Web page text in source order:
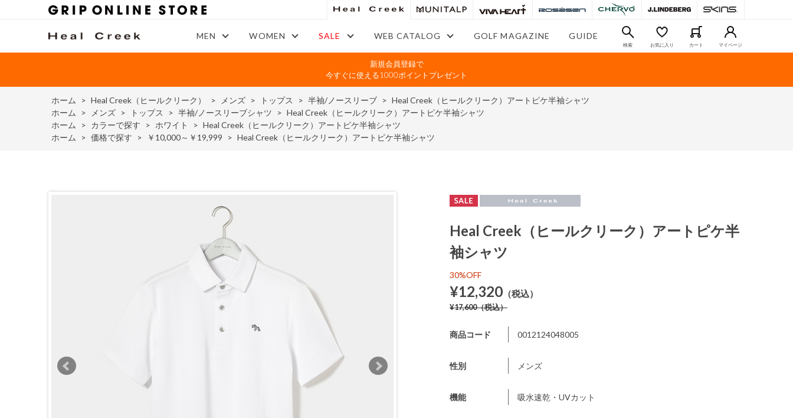
MEN WOMEN SALE WEB CATALOG GOLF MAGAZINE GUIDE
検索 お気に入り カート マイページ
新規会員登録で
今すぐに使える1000ポイントプレゼント
ホーム > Heal Creek（ヒールクリーク） > メンズ > トップス > 半袖/ノースリーブ > Heal Creek（ヒールクリーク）アートピケ半袖シャツ
ホーム
> メンズ > トップス > 半袖/ノースリーブシャツ > Heal Creek（ヒールクリーク）アートピケ半袖シャツ
ホーム
> カラーで探す > ホワイト > Heal Creek（ヒールクリーク）アートピケ半袖シャツ
ホーム
> 価格で探す > ￥10,000～￥19,999 > Heal Creek（ヒールクリーク）アートピケ半袖シャツ
Heal Creek（ヒールクリーク）アートピケ半
袖シャツ
30%OFF
¥12,320 （税込）
¥17,600（税込）
商品コード 0012124048005
性別 メンズ
機能 吸水速乾・UVカット